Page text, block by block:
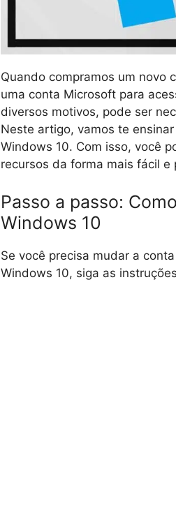
Quando compramos um novo
uma conta Microsoft para
diversos motivos, pode ser
Neste artigo, vamos te
Windows 10. Com isso, você
recursos da forma mais fácil e
Passo a passo:
Windows 10
Se você precisa mudar a
Windows 10, siga as